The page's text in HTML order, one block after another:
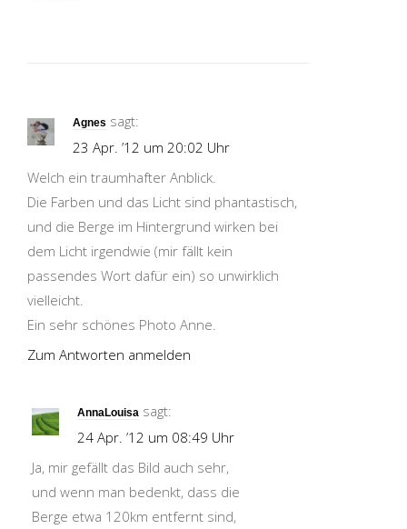
Agnes sagt:
23 Apr. ’12 um 20:02 Uhr
Welch ein traumhafter Anblick.
Die Farben und das Licht sind phantastisch,
und die Berge im Hintergrund wirken bei
dem Licht irgendwie (mir fällt kein
passendes Wort dafür ein) so unwirklich
vielleicht.
Ein sehr schönes Photo Anne.
Zum Antworten anmelden
AnnaLouisa sagt:
24 Apr. ’12 um 08:49 Uhr
Ja, mir gefällt das Bild auch sehr,
und wenn man bedenkt, dass die
Berge etwa 120km entfernt sind,